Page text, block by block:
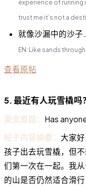
experience of
trust me it’s not a
就像沙漏中的沙子
EN: Like sands
查看原帖
5. 最近有人玩雪橇吗
英文原题： Has
帖子内容摘要： 大家
孩子出去玩雪橇，但
们第一次在一起。我
的山是否仍然适合滑